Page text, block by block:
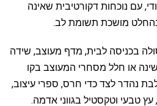
עם נוכחות דקורטיבית שאינה
מושכת תשומת לב.
בכניסה לבית, מדף מעוצב, שידה
או חלל מסחרי המעוצב בקו
נהדר לצד כדי חרס, ספרי עיצוב,
טבעי וטקסטיל בגווני אדמה.